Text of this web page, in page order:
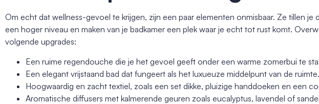
Om echt dat wellness-gevoel te krijgen, zijn een paar elementen onmisbaar. Ze tillen je
een hoger niveau en maken van je badkamer een plek waar je echt tot rust komt.
volgende upgrades:
Een ruime regendouche die je het gevoel geeft onder een warme zomerbui te
Een elegant vrijstaand bad dat fungeert als het luxueuze middelpunt van de ruimte.
Hoogwaardig en zacht textiel, zoals een set dikke, pluizige handdoeken en een
Aromatische diffusers met kalmerende geuren zoals eucalyptus, lavendel of